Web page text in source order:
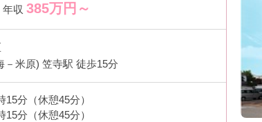
す
可能
年収 385万円～
－米原) 笠寺駅 徒歩15分
15分（休憩45分）
分（休憩45分）